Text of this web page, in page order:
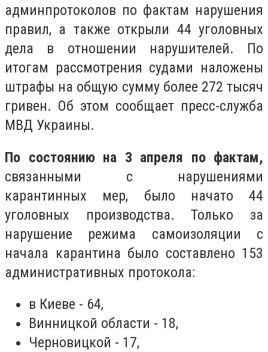
админпротоколов по фактам нарушения
правил, а также открыли 44 уголовных
дела в отношении нарушителей. По
итогам рассмотрения судами наложены
штрафы на общую сумму более 272 тысяч
гривен. Об этом сообщает пресс-служба
МВД Украины.
По состоянию на 3 апреля по фактам,
связанными с нарушениями
карантинных мер, было начато 44
уголовных производства. Только за
нарушение режима самоизоляции с
начала карантина было составлено 153
административных протокола:
в Киеве - 64,
Винницкой области - 18,
Черновицкой - 17,